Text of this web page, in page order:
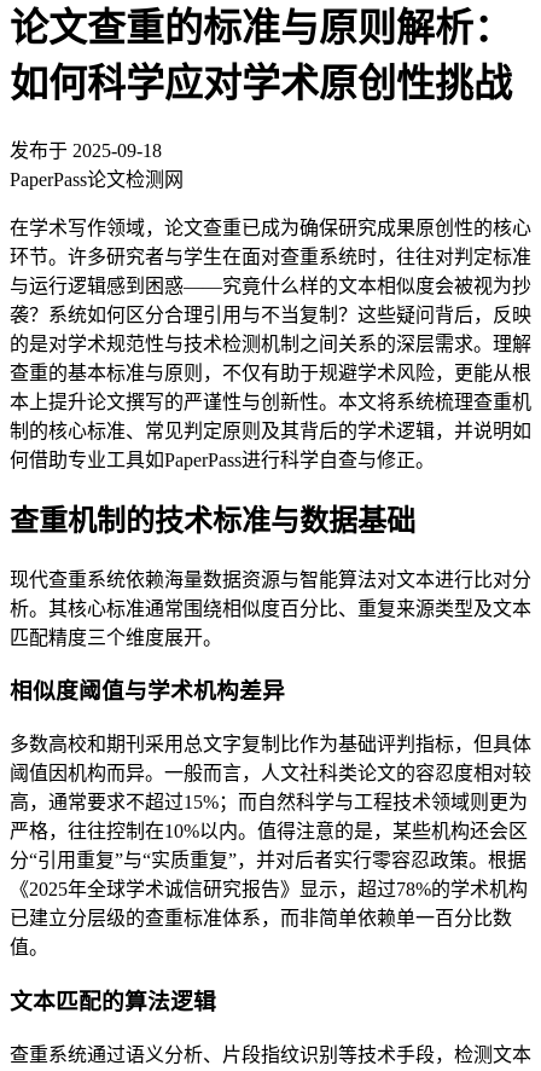
论文查重的标准与原则解析：
如何科学应对学术原创性挑战
发布于 2025-09-18
PaperPass论文检测网
在学术写作领域，论文查重已成为确保研究成果原创性的核心
环节。许多研究者与学生在面对查重系统时，往往对判定标准
与运行逻辑感到困惑——究竟什么样的文本相似度会被视为抄
袭？系统如何区分合理引用与不当复制？这些疑问背后，反映
的是对学术规范性与技术检测机制之间关系的深层需求。理解
查重的基本标准与原则，不仅有助于规避学术风险，更能从根
本上提升论文撰写的严谨性与创新性。本文将系统梳理查重机
制的核心标准、常见判定原则及其背后的学术逻辑，并说明如
何借助专业工具如PaperPass进行科学自查与修正。
查重机制的技术标准与数据基础
现代查重系统依赖海量数据资源与智能算法对文本进行比对分
析。其核心标准通常围绕相似度百分比、重复来源类型及文本
匹配精度三个维度展开。
相似度阈值与学术机构差异
多数高校和期刊采用总文字复制比作为基础评判指标，但具体
阈值因机构而异。一般而言，人文社科类论文的容忍度相对较
高，通常要求不超过15%；而自然科学与工程技术领域则更为
严格，往往控制在10%以内。值得注意的是，某些机构还会区
分“引用重复”与“实质重复”，并对后者实行零容忍政策。根据
《2025年全球学术诚信研究报告》显示，超过78%的学术机构
已建立分层级的查重标准体系，而非简单依赖单一百分比数
值。
文本匹配的算法逻辑
查重系统通过语义分析、片段指纹识别等技术手段，检测文本